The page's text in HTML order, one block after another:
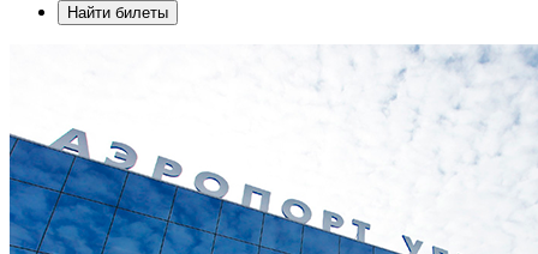
Найти билеты